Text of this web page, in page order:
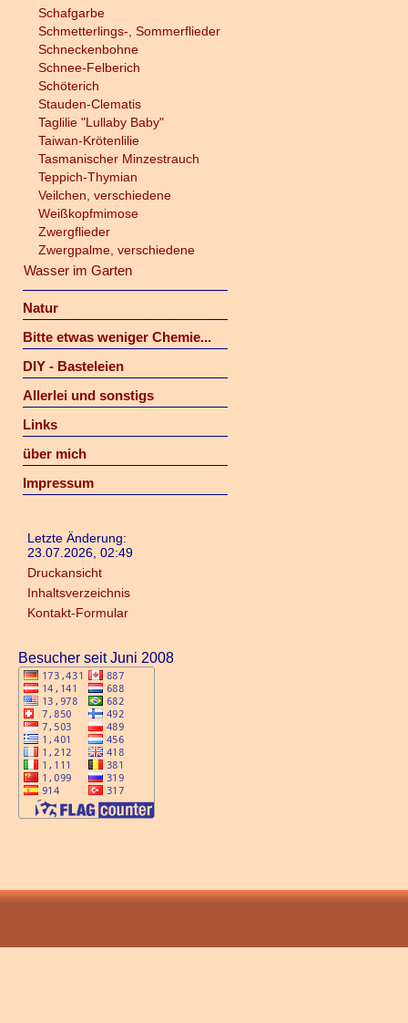
Schafgarbe
Schmetterlings-, Sommerflieder
Schneckenbohne
Schnee-Felberich
Schöterich
Stauden-Clematis
Taglilie "Lullaby Baby"
Taiwan-Krötenlilie
Tasmanischer Minzestrauch
Teppich-Thymian
Veilchen, verschiedene
Weißkopfmimose
Zwergflieder
Zwergpalme, verschiedene
Wasser im Garten
Natur
Bitte etwas weniger Chemie...
DIY - Basteleien
Allerlei und sonstigs
Links
über mich
Impressum
Letzte Änderung:
23.07.2026, 02:49
Druckansicht
Inhaltsverzeichnis
Kontakt-Formular
Besucher seit Juni 2008